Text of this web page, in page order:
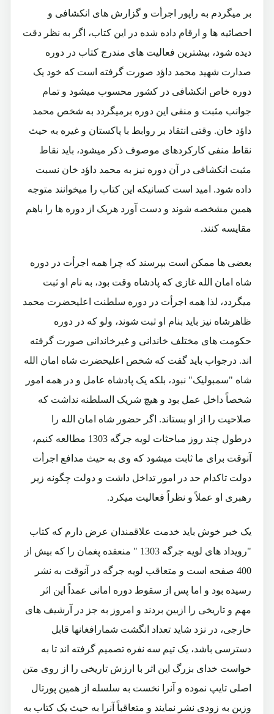
بر میگردم به راپور اجرأت و گزارش های انکشافی و
احصائیه ها و ارقام داده شده در این کتاب، اگر به نظر دقت
دیده شود، بیشترین فعالیت های مندرج کتاب در دوره
صدارت شهید محمد داؤد صورت گرفته است که خود یک
دوره خاص انکشافی در کشور محسوب میشود و تمام
جوانب مثبت و منفی این دوره برمیگردد به شخص محمد
داؤد خان. وقتی انتقاد بر روابط با پاکستان و غیره به حیث
نقاط منفی کارکردهای موصوف ذکر میشود، باید نقاط
مثبت انکشافی در آن دوره نیز به محمد داؤد خان نسبت
داده شود. امید است کسانیکه این کتاب را میخوانند متوجه
همین مشخصه شوند و دست آورد هریک از دوره ها را باهم
مقایسه کنند.
بعضی ها ممکن است بپرسند که چرا همه اجرأت در دوره
شاه امان الله غازی که پادشاه وقت بود، به نام او ثبت
میگردد، لذا همه اجرأت در دوره سلطنت اعلیحضرت محمد
ظاهرشاه نیز باید بنام او ثبت شوند، ولو که در دوره
حکومت های مختلف خاندانی و غیرخاندانی صورت گرفته
اند. درجواب باید گفت که شخص اعلیحضرت شاه امان الله
شاه "سمبولیک" نبود، بلکه یک پادشاه عامل و در همه امور
شخصاً داخل عمل بود و هیچ شریک السلطنه نداشت که
صلاحیت را از او بستاند. اگر حضور شاه امان الله را
درطول چند روز مباحثات لویه جرگه 1303 مطالعه کنیم،
آنوقت برای ما ثابت میشود که وی به حیث مدافع اجرأت
دولت تاکدام حد در امور تداخل داشت و دولت چگونه زیر
رهبری او عملاً و نظراً فعالیت میکرد.
یک خبر خوش باید خدمت علاقمندان عرض دارم که کتاب
"رویداد های لویه جرگه 1303 " منعقده پغمان را که بیش از
400 صفحه است و متعاقب لویه جرگه در آنوقت به نشر
رسیده بود و اما پس از سقوط دوره امانی عمداً این اثر
مهم و تاریخی را ازبین بردند و امروز به جز در آرشیف های
خارجی، در نزد شاید تعداد انگشت شمارافغانها قابل
دسترسی باشد، یک تیم سه نفره تصمیم گرفته اند تا به
خواست خدای بزرگ این اثر با ارزش تاریخی را از روی متن
اصلی تایپ نموده و آنرا نخست به سلسله از همین پورتال
وزین به زودی نشر نمایند و متعاقباً آنرا به حیث یک کتاب به